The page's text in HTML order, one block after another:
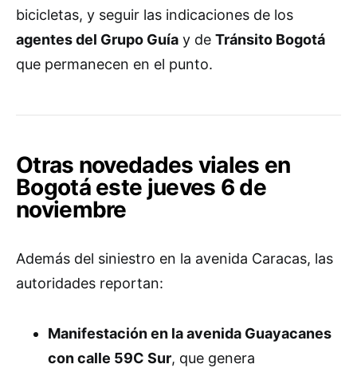
bicicletas, y seguir las indicaciones de los
agentes del Grupo Guía y de Tránsito Bogotá
que permanecen en el punto.
Otras novedades viales en
Bogotá este jueves 6 de
noviembre
Además del siniestro en la avenida Caracas, las
autoridades reportan:
Manifestación en la avenida Guayacanes
con calle 59C Sur, que genera